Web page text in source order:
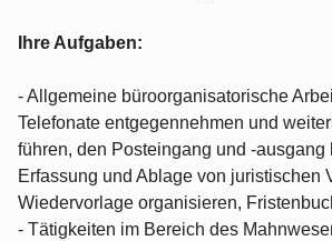
Ihre Aufgaben:
- Allgemeine büroorganisatorische
Telefonate entgegennehmen und
führen, den Posteingang und -ausgang
Erfassung und Ablage von juristischen
Wiedervorlage organisieren,
- Tätigkeiten im Bereich des